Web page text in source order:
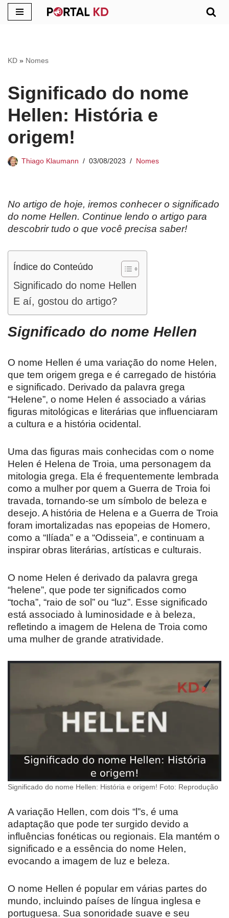
conteúdo
KD » Nomes
Significado do nome
Hellen: História e
origem!
Thiago Klaumann 03/08/2023 Nomes
No artigo de hoje, iremos conhecer o significado
do nome Hellen. Continue lendo o artigo para
descobrir tudo o que você precisa saber!
Índice do Conteúdo
Significado do nome Hellen
E aí, gostou do artigo?
Significado do nome Hellen
O nome Hellen é uma variação do nome Helen,
que tem origem grega e é carregado de história
e significado. Derivado da palavra grega
“Helene”, o nome Helen é associado a várias
figuras mitológicas e literárias que influenciaram
a cultura e a história ocidental.
Uma das figuras mais conhecidas com o nome
Helen é Helena de Troia, uma personagem da
mitologia grega. Ela é frequentemente lembrada
como a mulher por quem a Guerra de Troia foi
travada, tornando-se um símbolo de beleza e
desejo. A história de Helena e a Guerra de Troia
foram imortalizadas nas epopeias de Homero,
como a “Ilíada” e a “Odisseia”, e continuam a
inspirar obras literárias, artísticas e culturais.
O nome Helen é derivado da palavra grega
“helene”, que pode ter significados como
“tocha”, “raio de sol” ou “luz”. Esse significado
está associado à luminosidade e à beleza,
refletindo a imagem de Helena de Troia como
uma mulher de grande atratividade.
Significado do nome Hellen: História e origem! Foto: Reprodução
A variação Hellen, com dois “l”s, é uma
adaptação que pode ter surgido devido a
influências fonéticas ou regionais. Ela mantém o
significado e a essência do nome Helen,
evocando a imagem de luz e beleza.
O nome Hellen é popular em várias partes do
mundo, incluindo países de língua inglesa e
portuguesa. Sua sonoridade suave e seu